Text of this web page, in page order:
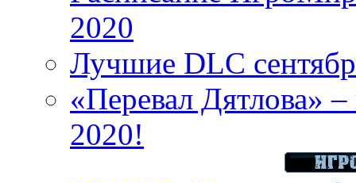
2020
Лучшие DLC
«Перевал Дятлова»
2020!